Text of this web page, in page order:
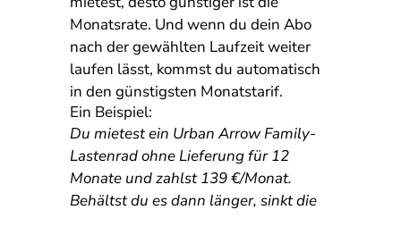
Monatsrate. Und wenn du dein Abo
nach der gewählten Laufzeit weiter
laufen lässt, kommst du automatisch
in den günstigsten Monatstarif.
Ein Beispiel:
Du mietest ein Urban Arrow Family-
Lastenrad ohne Lieferung für 12
Monate und zahlst 139 €/Monat.
Behältst du es dann länger, sinkt die